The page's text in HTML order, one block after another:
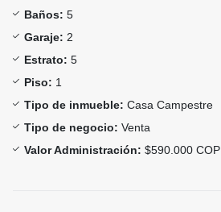
Baños: 5
Garaje: 2
Estrato: 5
Piso: 1
Tipo de inmueble: Casa Campestre
Tipo de negocio: Venta
Valor Administración: $590.000 COP